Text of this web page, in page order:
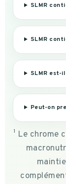
SLMR
SLMR
SLMR est-
Peut-on
¹ Le chrome